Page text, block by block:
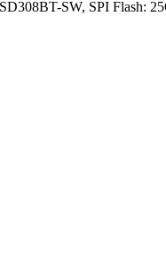
SW, SPI Flash: